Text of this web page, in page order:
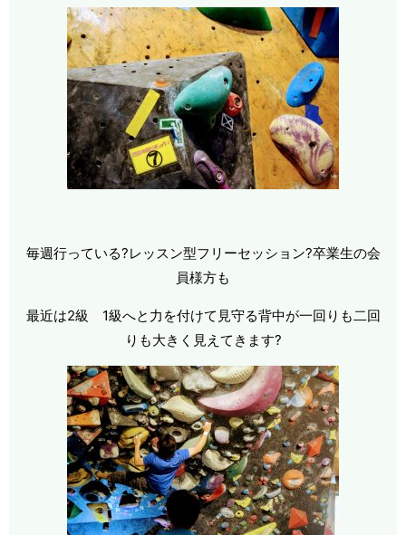
毎週行っている?レッスン型フリーセッション?卒業生の会
員様方も
最近は2級 1級へと力を付けて見守る背中が一回りも二回
りも大きく見えてきます?